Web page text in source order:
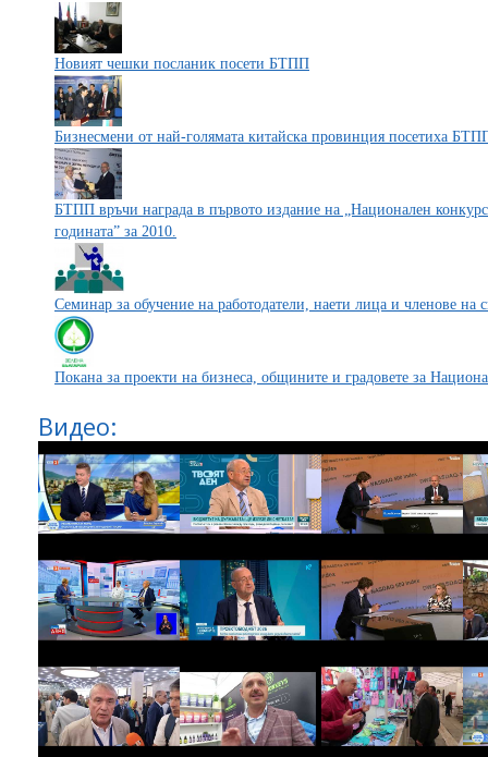
Новият чешки посланик посети БТПП
Бизнесмени от най-голямата китайска провинция посетиха
БТПП връчи награда в първото издание на „Национален
годината” за 2010.
Семинар за обучение на работодатели, наети лица и членове на
Покана за проекти на бизнеса, общините и градовете за
Видео: